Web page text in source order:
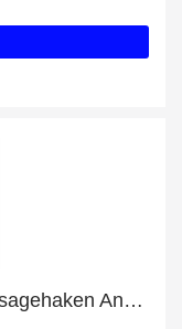
InnovaGoods Triggerpunkt Massagehaken Angebot - bis zu 8% Rabatt